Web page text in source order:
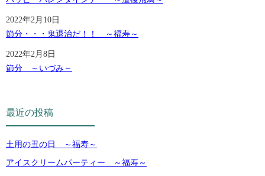
2022年2月10日
節分・・・鬼退治だ！！ ～福寿～
2022年2月8日
節分 ～いづみ～
最近の投稿
土用の丑の日 ～福寿～
アイスクリームパーティー ～福寿～